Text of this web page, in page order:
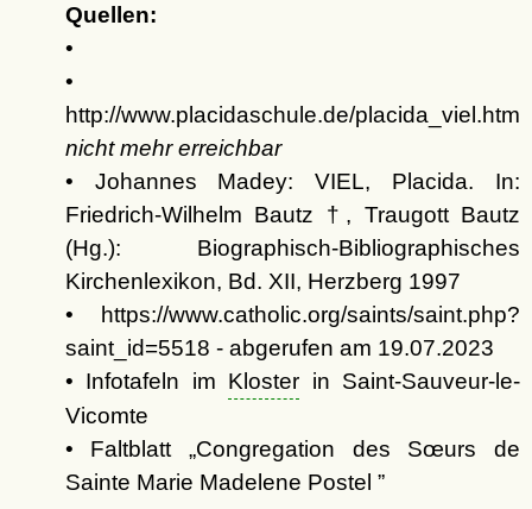
Quellen:
•
•
http://www.placidaschule.de/placida_viel.htm
nicht mehr erreichbar
• Johannes Madey: VIEL, Placida. In:
Friedrich-Wilhelm Bautz †, Traugott Bautz
(Hg.): Biographisch-Bibliographisches
Kirchenlexikon, Bd. XII, Herzberg 1997
• https://www.catholic.org/saints/saint.php?
saint_id=5518 - abgerufen am 19.07.2023
• Infotafeln im Kloster in Saint-Sauveur-le-
Vicomte
• Faltblatt Congregation des Sœurs de
Sainte Marie Madelene Postel